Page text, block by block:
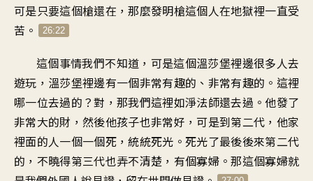
可是只要這個槍還在，那麼發明槍這個人在地獄裡一直受
苦。
26:22
這個事情我們不知道，可是這個溫莎堡裡邊很多人去
遊玩，溫莎堡裡邊有一個非常有趣的、非常有趣的。這裡
哪一位去過的？對，那我們這裡如淨法師還去過。他發了
非常大的財，然後他孩子也非常好，可是到第二代，他家
裡面的人一個一個死，統統死光。死光了最後後來第二代
的，不曉得第三代也弄不清楚，有個寡婦。那這個寡婦就